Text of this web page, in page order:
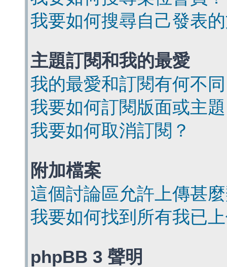
我要如何搜尋自己發表
主題訂閱和我的最愛
我的最愛和訂閱有何不
我要如何訂閱版面或主
我要如何取消訂閱？
附加檔案
這個討論區允許上傳甚
我要如何找到所有我已
phpBB 3 聲明